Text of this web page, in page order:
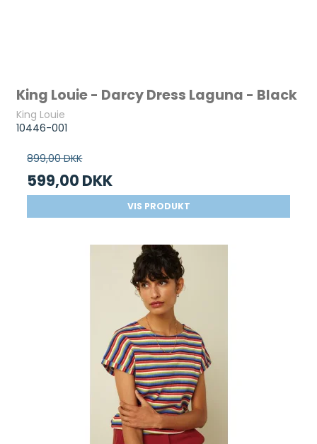
King Louie - Darcy Dress Laguna - Black
King Louie
10446-001
899,00 DKK
599,00 DKK
VIS PRODUKT